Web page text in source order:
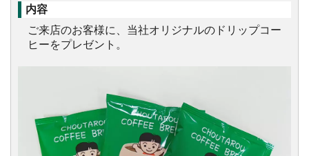
内容
ご来店のお客様に、当社オリジナルのドリップコー
ヒーをプレゼント。